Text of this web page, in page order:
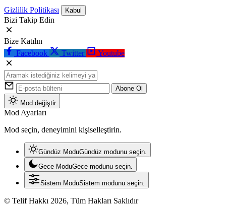
Gizlilik Politikası Kabul
Bizi Takip Edin
Bize Katılın
Facebook
Twitter Youtube
Abone Ol
Mod değiştir
Mod Ayarları
Mod seçin, deneyimini kişiselleştirin.
Gündüz ModuGündüz modunu seçin.
Gece ModuGece modunu seçin.
Sistem ModuSistem modunu seçin.
© Telif Hakkı 2026, Tüm Hakları Saklıdır